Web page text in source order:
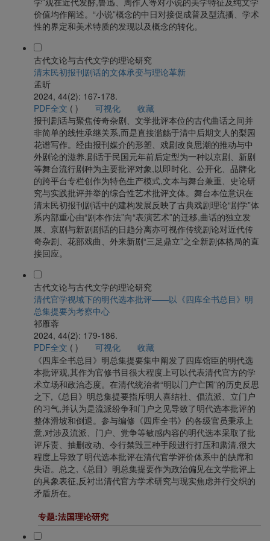
价值均作阐述。“小说”概念的中日对接促成普及型流播、学术
性的界定和美术特质的发现以及概念的转化。
古代文论与古代文学的理论研究
清末民初报刊剧话的文体承变与理论革新
孟昕
2024, 44(2): 167-178.
PDF全文 ( ) 可视化
收藏
报刊剧话与聚焦传奇杂剧、文学批评本位的古代曲话之间并
非简单的线性承继关系,而是直接滥觞于清中后期文人的梨园
花谱写作。经由报刊媒介的形塑、戏剧改良思潮的推动与中
外剧论的滋养,剧话于民国元年前后定型为一种以京剧、新剧
等舞台流行剧种为主要批评对象,以即时化、公开化、品牌化
的跨平台专栏创作为特色生产模式,文本与舞台兼重、史论研
究与实践批评并举的综合性艺术批评文体。舞台本位意识在
清末民初报刊剧话中的建构发展反映了古典戏剧理论“剧学”体
系内部重心由“剧本作法”向“表演艺术”的迁移,曲话的独立发
展、京剧与新剧剧话的日趋分离亦可视作传统剧论对近代传
奇杂剧、花部戏曲、外来新剧“三足鼎立”之全新剧体格局的直
接回应。
古代文论与古代文学的理论研究
清代官学视域下的明代选本批评——以《四库全书总目》明
总集提要为考察中心
祁雁蓉
2024, 44(2): 179-186.
PDF全文 ( ) 可视化
收藏
《四库全书总目》明总集提要集中阐发了四库馆臣的明代选
本批评观,其作为官修书目很大程度上可以代表清代官方的学
术立场和政治态度。在清代统治者“明以门户亡国”的历史反思
之下,《总目》明总集提要指斥明人喜结社、倡流派、立门户
的习气,并认为是流派纷争和门户之见导致了明代选本批评的
整体滑坡和倒退。参与编修《四库全书》的各级官员秉承上
意,对涉及流派、门户、党争等敏感内容的明代选本采取了批
评斥责、抽删改动、令行禁毁三种手段进行打压和肃清,很大
程度上导致了明代选本批评在清代官学评价体系中的缺席和
失语。总之,《总目》明总集提要作为政治偏见在文学批评上
的具象表征,反衬出清代官方学术研究与现实焦虑并行交织的
矛盾所在。
专题:法国理论研究